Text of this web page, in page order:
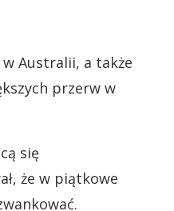
Australii, a także
przerw w
się
że w piątkowe